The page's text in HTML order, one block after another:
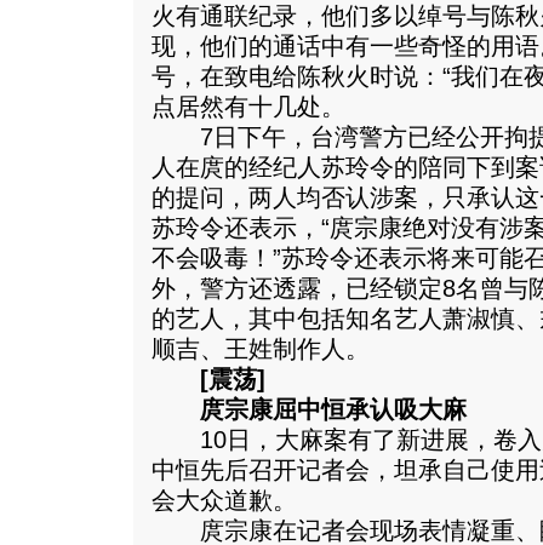
火有通联纪录，他们多以绰号与陈
现，他们的通话中有一些奇怪的用
号，在致电给陈秋火时说：“我们在
点居然有十几处。
7日下午，台湾警方已经公开拘
人在庹的经纪人苏玲令的陪同下到
的提问，两人均否认涉案，只承认
苏玲令还表示，“庹宗康绝对没有涉
不会吸毒！”苏玲令还表示将来可能
外，警方还透露，已经锁定8名曾与
的艺人，其中包括知名艺人萧淑慎
顺吉、王姓制作人。
[震荡]
庹宗康屈中恒承认吸大麻
10日，大麻案有了新进展，卷入
中恒先后召开记者会，坦承自己使
会大众道歉。
庹宗康在记者会现场表情凝重、